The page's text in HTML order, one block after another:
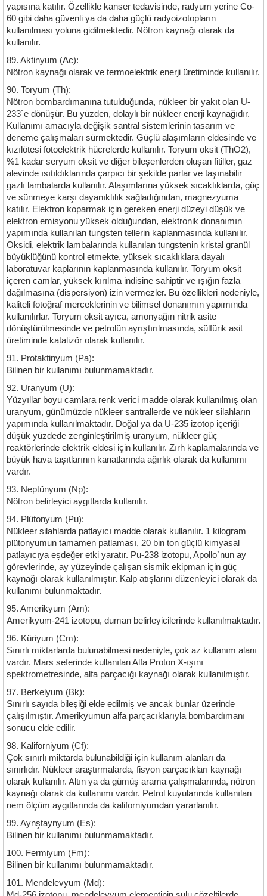
yapısına katılır. Özellikle kanser tedavisinde, radyum yerine Co-
60 gibi daha güvenli ya da daha güçlü radyoizotopların
kullanılması yoluna gidilmektedir. Nötron kaynağı olarak da
kullanılır.
89. Aktinyum (Ac):
Nötron kaynağı olarak ve termoelektrik enerji üretiminde kullanılır.
90. Toryum (Th):
Nötron bombardımanına tutulduğunda, nükleer bir yakıt olan U-
233`e dönüşür. Bu yüzden, dolaylı bir nükleer enerji kaynağıdır.
Kullanımı amacıyla değişik santral sistemlerinin tasarım ve
deneme çalışmaları sürmektedir. Güçlü alaşımların eldesinde ve
kızılötesi fotoelektrik hücrelerde kullanılır. Toryum oksit (ThO2),
%1 kadar seryum oksit ve diğer bileşenlerden oluşan fitiller, gaz
alevinde ısıtıldıklarında çarpıcı bir şekilde parlar ve taşınabilir
gazlı lambalarda kullanılır. Alaşımlarına yüksek sıcaklıklarda, güç
ve sünmeye karşı dayanıklılık sağladığından, magnezyuma
katılır. Elektron koparmak için gereken enerji düzeyi düşük ve
elektron emisyonu yüksek olduğundan, elektronik donanımın
yapımında kullanılan tungsten tellerin kaplanmasında kullanılır.
Oksidi, elektrik lambalarında kullanılan tungstenin kristal granül
büyüklüğünü kontrol etmekte, yüksek sıcaklıklara dayalı
laboratuvar kaplarının kaplanmasında kullanılır. Toryum oksit
içeren camlar, yüksek kırılma indisine sahiptir ve ışığın fazla
dağılmasına (dispersiyon) izin vermezler. Bu özellikleri nedeniyle,
kaliteli fotoğraf merceklerinin ve bilimsel donanımın yapımında
kullanılırlar. Toryum oksit ayıca, amonyağın nitrik asite
dönüştürülmesinde ve petrolün ayrıştırılmasında, sülfürik asit
üretiminde katalizör olarak kullanılır.
91. Protaktinyum (Pa):
Bilinen bir kullanımı bulunmamaktadır.
92. Uranyum (U):
Yüzyıllar boyu camlara renk verici madde olarak kullanılmış olan
uranyum, günümüzde nükleer santrallerde ve nükleer silahların
yapımında kullanılmaktadır. Doğal ya da U-235 izotop içeriği
düşük yüzdede zenginleştirilmiş uranyum, nükleer güç
reaktörlerinde elektrik eldesi için kullanılır. Zırh kaplamalarında ve
büyük hava taşıtlarının kanatlarında ağırlık olarak da kullanımı
vardır.
93. Neptünyum (Np):
Nötron belirleyici aygıtlarda kullanılır.
94. Plütonyum (Pu):
Nükleer silahlarda patlayıcı madde olarak kullanılır. 1 kilogram
plütonyumun tamamen patlaması, 20 bin ton güçlü kimyasal
patlayıcıya eşdeğer etki yaratır. Pu-238 izotopu, Apollo`nun ay
görevlerinde, ay yüzeyinde çalışan sismik ekipman için güç
kaynağı olarak kullanılmıştır. Kalp atışlarını düzenleyici olarak da
kullanımı bulunmaktadır.
95. Amerikyum (Am):
Amerikyum-241 izotopu, duman belirleyicilerinde kullanılmaktadır.
96. Küriyum (Cm):
Sınırlı miktarlarda bulunabilmesi nedeniyle, çok az kullanım alanı
vardır. Mars seferinde kullanılan Alfa Proton X-ışını
spektrometresinde, alfa parçacığı kaynağı olarak kullanılmıştır.
97. Berkelyum (Bk):
Sınırlı sayıda bileşiği elde edilmiş ve ancak bunlar üzerinde
çalışılmıştır. Amerikyumun alfa parçacıklarıyla bombardımanı
sonucu elde edilir.
98. Kaliforniyum (Cf):
Çok sınırlı miktarda bulunabildiği için kullanım alanları da
sınırlıdır. Nükleer araştırmalarda, fisyon parçacıkları kaynağı
olarak kullanılır. Altın ya da gümüş arama çalışmalarında, nötron
kaynağı olarak da kullanımı vardır. Petrol kuyularında kullanılan
nem ölçüm aygıtlarında da kaliforniyumdan yararlanılır.
99. Aynştaynyum (Es):
Bilinen bir kullanımı bulunmamaktadır.
100. Fermiyum (Fm):
Bilinen bir kullanımı bulunmamaktadır.
101. Mendelevyum (Md):